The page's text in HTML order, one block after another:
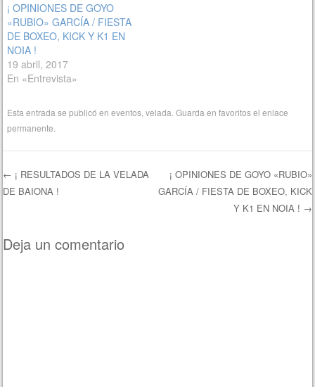
¡ OPINIONES DE GOYO
«RUBIO» GARCÍA / FIESTA
DE BOXEO, KICK Y K1 EN
NOIA !
19 abril, 2017
En «Entrevista»
Esta entrada se publicó eneventos ,velada . Guarda en favoritos elenlace
permanente
Navegación de entradas
← ¡ RESULTADOS DE LA VELADA
DE BAIONA !
¡ OPINIONES DE GOYO «RUBIO»
GARCÍA / FIESTA DE BOXEO, KICK
Y K1 EN NOIA ! →
Deja un comentario